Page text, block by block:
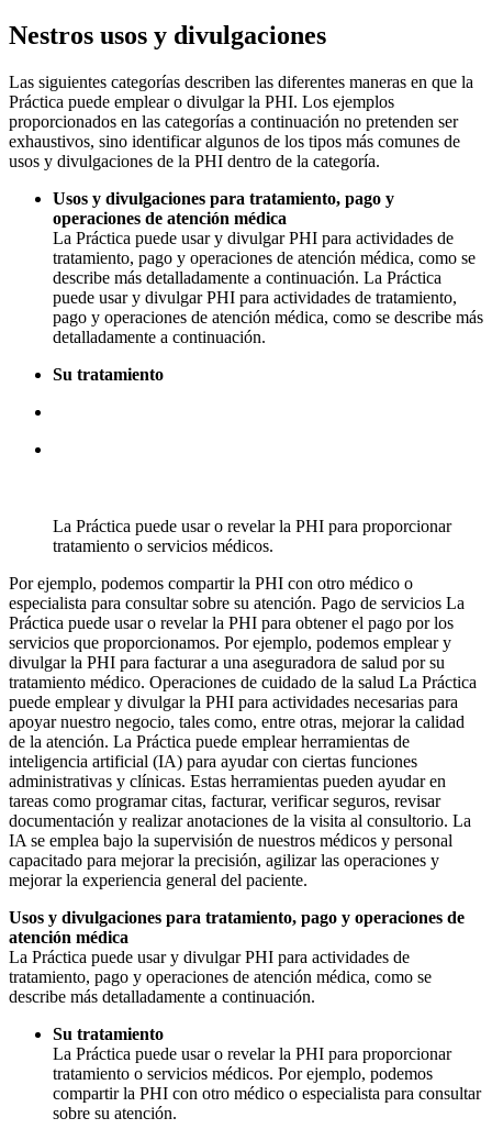
Nestros usos y divulgaciones
Las siguientes categorías describen las diferentes maneras en que la
Práctica puede emplear o divulgar la PHI. Los ejemplos
proporcionados en las categorías a continuación no pretenden ser
exhaustivos, sino identificar algunos de los tipos más comunes de
usos y divulgaciones de la PHI dentro de la categoría.
Usos y divulgaciones para tratamiento, pago y
operaciones de atención médica
La Práctica puede usar y divulgar PHI para actividades de
tratamiento, pago y operaciones de atención médica, como se
describe más detalladamente a continuación. La Práctica
puede usar y divulgar PHI para actividades de tratamiento,
pago y operaciones de atención médica, como se describe más
detalladamente a continuación.
Su tratamiento
La Práctica puede usar o revelar la PHI para proporcionar
tratamiento o servicios médicos.
Por ejemplo, podemos compartir la PHI con otro médico o
especialista para consultar sobre su atención. Pago de servicios La
Práctica puede usar o revelar la PHI para obtener el pago por los
servicios que proporcionamos. Por ejemplo, podemos emplear y
divulgar la PHI para facturar a una aseguradora de salud por su
tratamiento médico. Operaciones de cuidado de la salud La Práctica
puede emplear y divulgar la PHI para actividades necesarias para
apoyar nuestro negocio, tales como, entre otras, mejorar la calidad
de la atención. La Práctica puede emplear herramientas de
inteligencia artificial (IA) para ayudar con ciertas funciones
administrativas y clínicas. Estas herramientas pueden ayudar en
tareas como programar citas, facturar, verificar seguros, revisar
documentación y realizar anotaciones de la visita al consultorio. La
IA se emplea bajo la supervisión de nuestros médicos y personal
capacitado para mejorar la precisión, agilizar las operaciones y
mejorar la experiencia general del paciente.
Usos y divulgaciones para tratamiento, pago y operaciones de
atención médica
La Práctica puede usar y divulgar PHI para actividades de
tratamiento, pago y operaciones de atención médica, como se
describe más detalladamente a continuación.
Su tratamiento
La Práctica puede usar o revelar la PHI para proporcionar
tratamiento o servicios médicos. Por ejemplo, podemos
compartir la PHI con otro médico o especialista para consultar
sobre su atención.